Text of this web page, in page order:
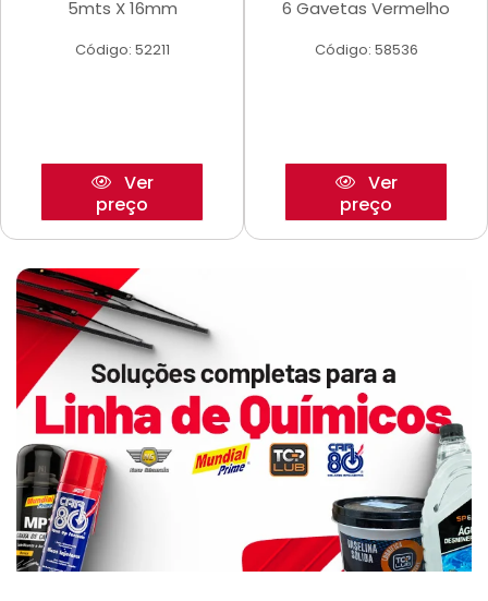
5mts X 16mm
Código: 52211
Ver
preço
6 Gavetas Vermelho
Código: 58536
Ver
preço